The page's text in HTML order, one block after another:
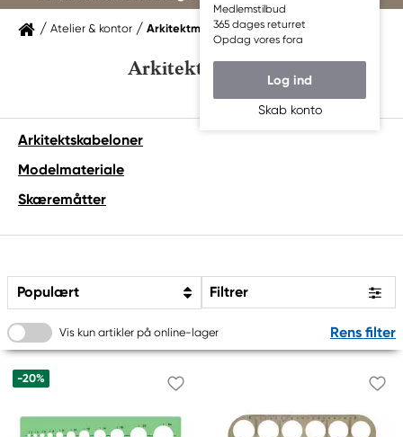
Medlemstilbud
365 dages returret
Opdag vores fora
Log ind
Skab konto
Atelier & kontor Arkitektmaterialer
Arkitektmaterialer
Arkitektskabeloner
Modelmateriale
Skæremåtter
Populært Filtrer
Vis kun artikler på online-lager Rens filter
-20%